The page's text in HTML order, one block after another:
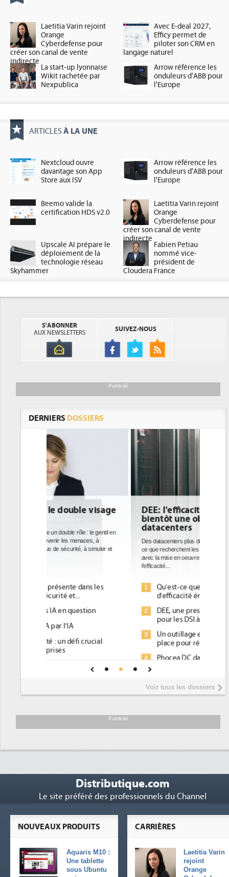
Laetitia Varin rejoint
Orange
Cyberdefense pour
créer son canal de vente
indirecte
Avec E-deal 2027,
Efficy permet de
piloter son CRM en
langage naturel
La start-up lyonnaise
Wikit rachetée par
Nexpublica
Arrow référence les
onduleurs d'ABB pour
l'Europe
ARTICLES À LA UNE
Nextcloud ouvre
davantage son App
Store aux ISV
Arrow référence les
onduleurs d'ABB pour
l'Europe
Beemo valide la
certification HDS v2.0
Laetitia Varin rejoint
Orange
Cyberdefense pour
créer son canal de vente
indirecte
Upscale AI prépare le
déploiement de la
technologie réseau
Skyhammer
Fabien Petiau
nommé vice-
président de
Cloudera France
S'ABONNER
AUX NEWSLETTERS
SUIVEZ-NOUS
Publicité
DERNIERS DOSSIERS
DEE: l'efficacité énergétique
bientôt une obligation pour les
datacenters
Des datacenters plus durables et plus efficaces, c'est
ce que recherchent les pouvoirs publics européens
avec la mise en oeuvre de la nouvelle Directive sur
1
Qu'est-ce que la DEE (directive
d'efficacité énergétique) ?
2
DEE, une pression administrative
pour les DSI à transformer...
Un outillage et des services déjà en
place pour répondre à...
Phocea DC dans les cordes pour la
Interview de Fabrice Coquio,
président de Digital Realty...
soutient les...
Voir tous les dossiers
Publicité
Distributique.com
Le site préféré des professionnels du Channel
CARRIÈRES
Laetitia Varin
rejoint
Orange
NOUVEAUX PRODUITS
Aquaris M10 :
Une tablette
sous Ubuntu